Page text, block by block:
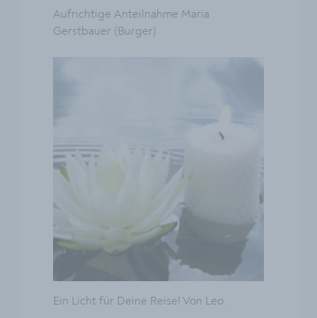
Aufrichtige Anteilnahme Maria
Gerstbauer (Burger)
Ein Licht für Deine Reise! Von Leo.